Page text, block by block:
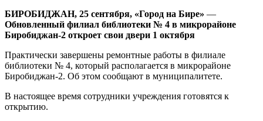
БИРОБИДЖАН, 25 сентября, «Город на Бире» —
Обновленный филиал библиотеки № 4 в микрорайоне
Биробиджан-2 откроет свои двери 1 октября
Практически завершены ремонтные работы в филиале
библиотеки № 4, который располагается в микрорайоне
Биробиджан-2. Об этом сообщают в муниципалитете.
В настоящее время сотрудники учреждения готовятся к
открытию.